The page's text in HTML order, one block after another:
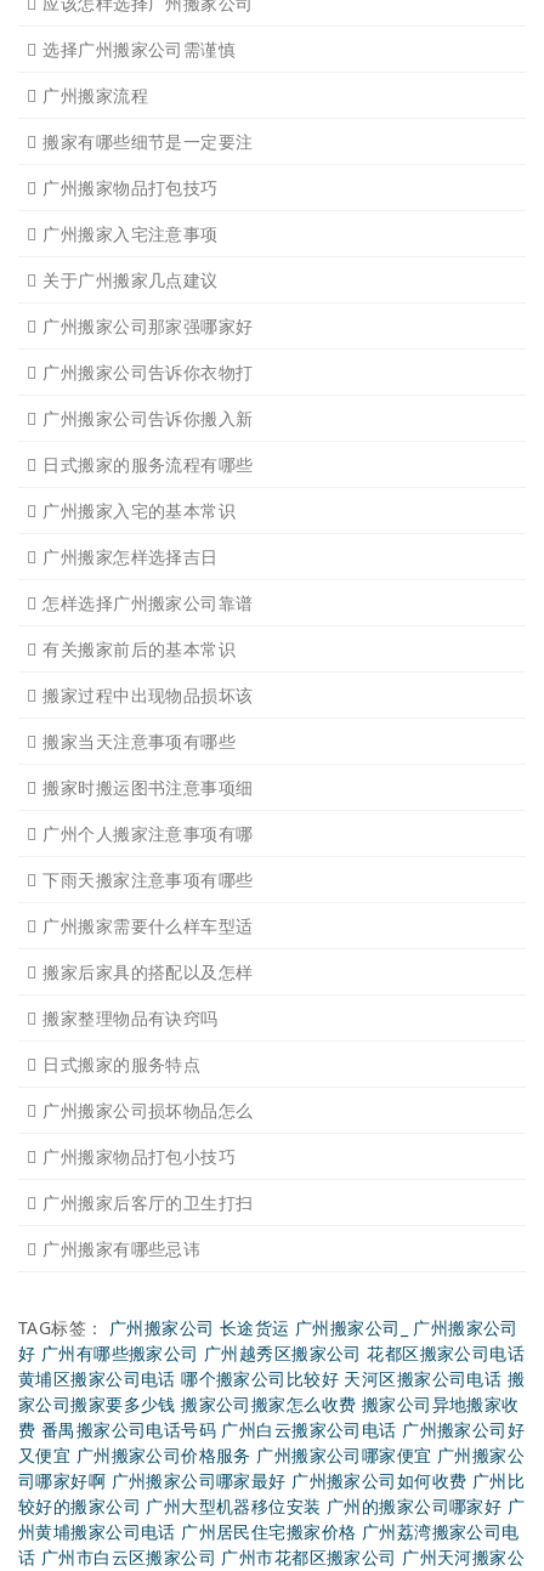
广州写字楼搬
广州公司搬迁
广州单位搬家2
广州学生搬家2
搬家必读
广州搬家禁忌须知
设备搬运需要注意细节
应该怎样选择广州搬家公司
选择广州搬家公司需谨慎
广州搬家流程
搬家有哪些细节是一定要注
广州搬家物品打包技巧
广州搬家入宅注意事项
关于广州搬家几点建议
广州搬家公司那家强哪家好
广州搬家公司告诉你搬入新
日式搬家的服务流程有哪些
广州搬家入宅的基本常识
广州搬家怎样选择吉日
怎样选择广州搬家公司靠谱